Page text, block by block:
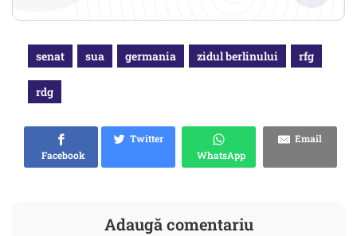
senat sua germania zidul berlinului rfg
rdg
Facebook
Twitter
WhatsApp
Email
Adaugă comentariu